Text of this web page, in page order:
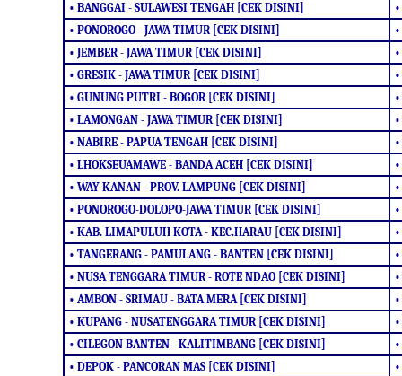
• BANGGAI - SULAWESI TENGAH [CEK DISINI]
• PONOROGO - JAWA TIMUR [CEK DISINI]
• JEMBER - JAWA TIMUR [CEK DISINI]
• GRESIK - JAWA TIMUR [CEK DISINI]
• GUNUNG PUTRI - BOGOR [CEK DISINI]
• LAMONGAN - JAWA TIMUR [CEK DISINI]
• NABIRE - PAPUA TENGAH [CEK DISINI]
• LHOKSEUAMAWE - BANDA ACEH [CEK DISINI]
• WAY KANAN - PROV. LAMPUNG [CEK DISINI]
• PONOROGO-DOLOPO-JAWA TIMUR [CEK DISINI]
• KAB. LIMAPULUH KOTA - KEC.HARAU [CEK DISINI]
• TANGERANG - PAMULANG - BANTEN [CEK DISINI]
• NUSA TENGGARA TIMUR - ROTE NDAO [CEK DISINI]
• AMBON - SRIMAU - BATA MERA [CEK DISINI]
• KUPANG - NUSATENGGARA TIMUR [CEK DISINI]
• CILEGON BANTEN - KALITIMBANG [CEK DISINI]
• DEPOK - PANCORAN MAS [CEK DISINI]